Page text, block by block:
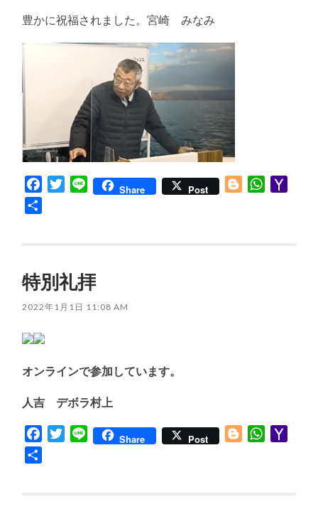
豊かに祝福されました。宮崎 みなみ
FacebookTwitter
Line Share Post BloggerWhatsApp
特別礼拝
2022年1月1日 11:08 AM
オンラインで参加しています。
人吉 デボラ村上
FacebookTwitter
Line Share Post BloggerWhatsApp